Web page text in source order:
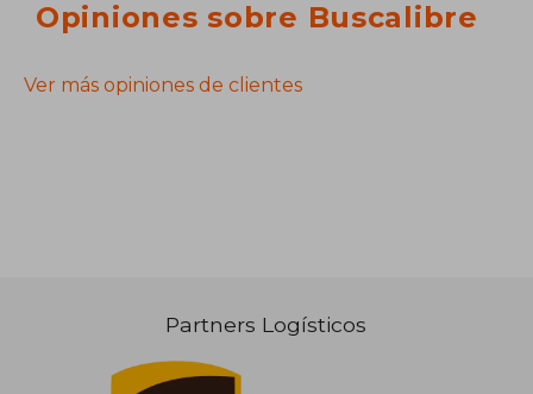
Opiniones sobre Buscalibre
Ver más opiniones de clientes
Partners Logísticos